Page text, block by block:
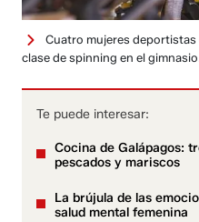
Cuatro mujeres
clase de spinning en el
Te puede interesar:
Cocina de Galápagos:
pescados y mariscos
La brújula de las
salud mental femenina